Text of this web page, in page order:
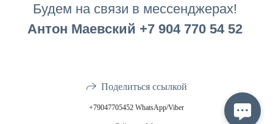
Будем на связи в мессенджерах!
Антон Маевский +7 904 770 54 52
Поделиться ссылкой
+79047705452 WhatsApp/Viber